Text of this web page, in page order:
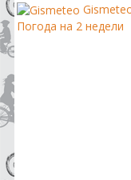
Погода на 2 недели